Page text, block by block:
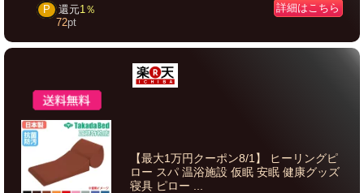
P 還元1％
72pt
詳細はこちら
【最大1万円クーポン8/1】 ヒーリングピ
ロー スパ 温浴施設 仮眠 安眠 健康グッズ
寝具 ピロー ...